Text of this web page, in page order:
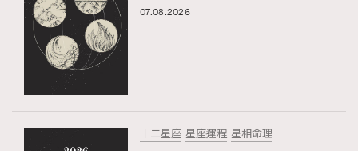
07.08.2026
十二星座 星座運程 星相命理